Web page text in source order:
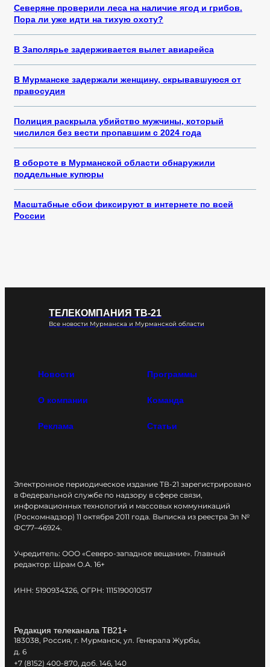
Северяне проверили леса на наличие ягод и грибов.
Пора ли уже идти на тихую охоту?
В Заполярье задерживается вылет авиарейса
В Мурманске задержали женщину, скрывавшуюся от
правосудия
Полиция раскрыла убийство мужчины, который
числился без вести пропавшим с 2024 года
В обороте в Мурманской области обнаружили
поддельные купюры
Масштабные сбои фиксируют в интернете по всей
России
ТЕЛЕКОМПАНИЯ ТВ-21
Все новости Мурманска и Мурманской области
Новости Программы
О компании Команда
Реклама Статьи
Электронное периодическое издание ТВ-21 зарегистрировано
в Федеральной службе по надзору в сфере связи,
информационных технологий и массовых коммуникаций
(Роскомнадзор) 11 октября 2011 года. Выписка из реестра Эл №
ФС77–46924.
Учредитель: ООО «Северо-западное вещание». Главный
редактор: Шрам О.А. 16+
ИНН: 5190934326, ОГРН: 1115190010517
Редакция телеканала ТВ21+
183038, Россия, г. Мурманск, ул. Генерала Журбы,
д. 6
+7 (8152) 400-870, доб. 146, 140